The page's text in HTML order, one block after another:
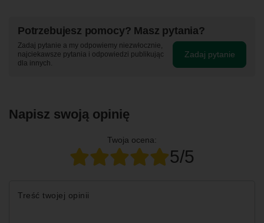
Potrzebujesz pomocy? Masz pytania?
Zadaj pytanie a my odpowiemy niezwłocznie,
najciekawsze pytania i odpowiedzi publikując
dla innych.
Zadaj pytanie
Napisz swoją opinię
Twoja ocena:
5/5
Treść twojej opinii